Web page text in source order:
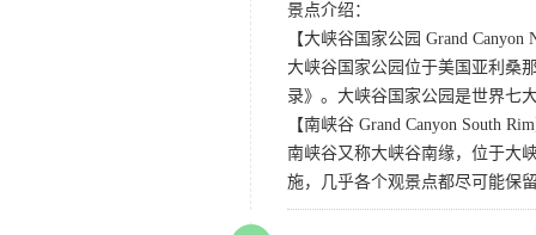
景点介绍：
【大峡谷国家公园 Grand Canyon
大峡谷国家公园位于美国亚利桑
录》。大峡谷国家公园是世界七
【南峡谷 Grand Canyon South
南峡谷又称大峡谷南缘，位于大
施，几乎各个观景点都尽可能保